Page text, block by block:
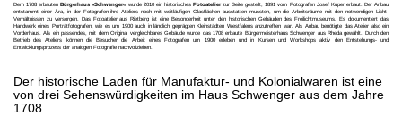
Dem 1708 erbautenBürgerhaus »Schwenger« wurde 2010 ein historischesFotoatelierzur Seite gestellt, 1891 vom Fotografen Josef Kuper erbaut. Der Anbau
entstammt einer Ära, in der Fotografen ihre Ateliers noch mit weitläufigen Glasflächen ausstatten mussten, um die Arbeitsräume mit den notwendigen Licht-
Verhältnissen zu versorgen. Das Fotoatelier aus Rietberg ist eine Besonderheit unter den historischen Gebäuden des Freilichtmuseums. Es dokumentiert das
Handwerk eines Porträtfotografen, wie es um 1900 auch in ländlich geprägten Kleinstädten Westfalens anzutreffen war. Als Anbau benötigte das Atelier also ein
Vorderhaus. Als ein passendes, mit dem Original vergleichbares Gebäude wurde das 1708 erbaute Bürgermeisterhaus Schwenger aus Rheda gewählt. Durch den
Betrieb des Ateliers können die Besucher die Arbeit eines Fotografen um 1900 erleben und in Kursen und Workshops aktiv den Entstehungs- und
Entwicklungsprozess der analogen Fotografie nachvollziehen.
Der historische Laden für Manufaktur- und Kolonialwaren ist eine
von drei Sehenswürdigkeiten im Haus Schwenger aus dem Jahre
1708.